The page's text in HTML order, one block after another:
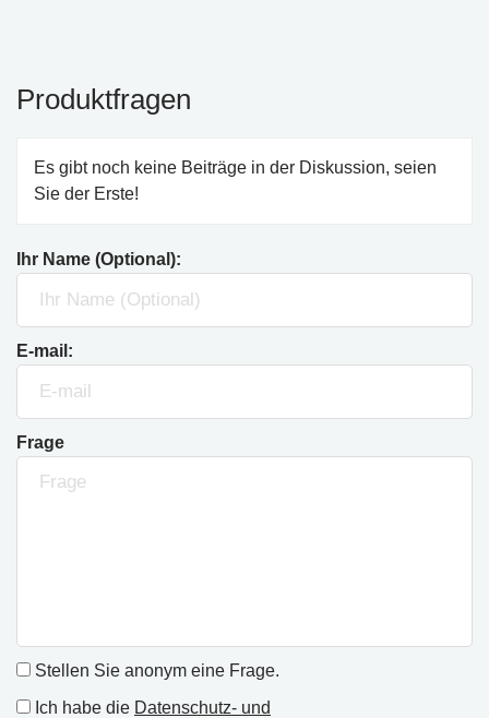
Produktfragen
Es gibt noch keine Beiträge in der Diskussion, seien
Sie der Erste!
Ihr Name (Optional):
E-mail:
Frage
Stellen Sie anonym eine Frage.
Ich habe die Datenschutz- und